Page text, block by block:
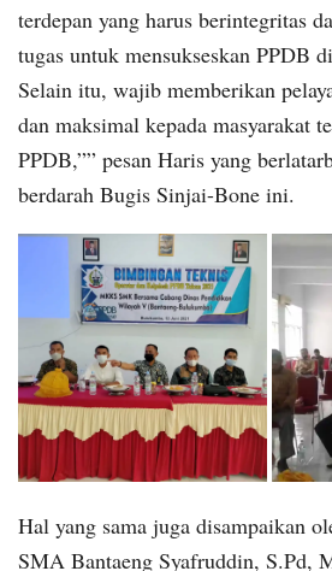
terdepan yang harus berintegritas
tugas untuk mensukseskan PPDB
Selain itu, wajib memberikan
dan maksimal kepada masyarakat
PPDB,”” pesan Haris yang
berdarah Bugis Sinjai-Bone ini.
Hal yang sama juga disampaikan
SMA Bantaeng Syafruddin, S.Pd,